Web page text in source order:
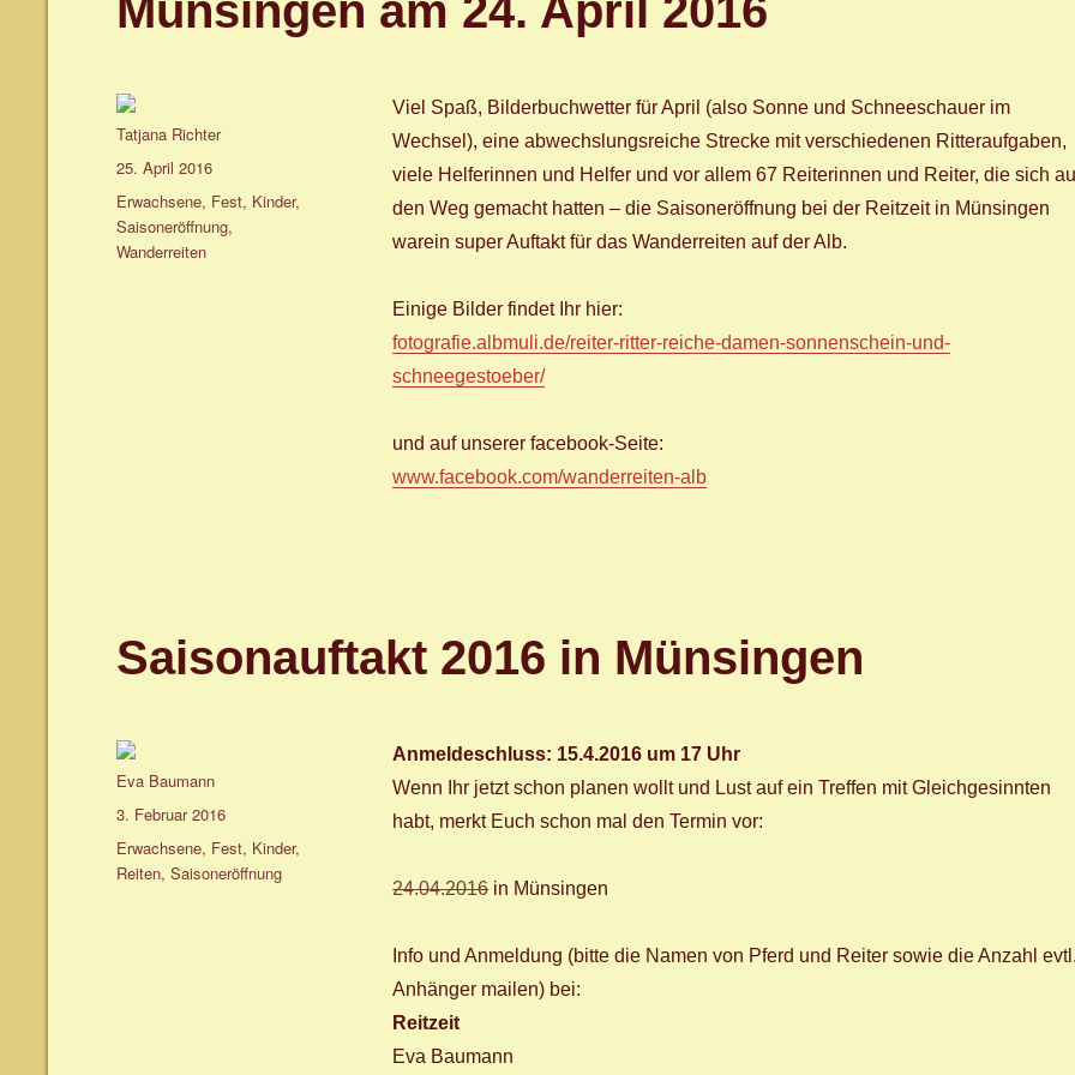
Münsingen am 24. April 2016
Viel Spaß, Bilderbuchwetter für April (also Sonne und Schneeschauer im
Wechsel), eine abwechslungsreiche Strecke mit verschiedenen Ritteraufgaben,
viele Helferinnen und Helfer und vor allem 67 Reiterinnen und Reiter, die sich
den Weg gemacht hatten – die Saisoneröffnung bei der Reitzeit in Münsingen
warein super Auftakt für das Wanderreiten auf der Alb.
Einige Bilder findet Ihr hier:
fotografie.albmuli.de/­reiter-ritter-reiche-damen-sonnenschein-und-
schneegestoeber/­
und auf unserer facebook-Seite:
www.facebook.com/­wanderreiten-alb
Autor
Tatjana Richter
Veröffentlicht
am
25. April 2016
Schlagwörter
Erwachsene, Fest, Kinder,
Saisoneröffnung,
Wanderreiten
Saisonauftakt 2016 in Münsingen
Anmeldeschluss: 15.4.2016 um 17 Uhr
Wenn Ihr jetzt schon planen wollt und Lust auf ein Treffen mit Gleichgesinnten
habt, merkt Euch schon mal den Termin vor:
24.04.2016in Münsingen
Info und Anmeldung (bitte die Namen von Pferd und Reiter sowie die Anzahl
Anhänger mailen) bei:
Reitzeit
Eva Baumann
Autor
Eva Baumann
Veröffentlicht
am
3. Februar 2016
Schlagwörter
Erwachsene, Fest, Kinder,
Reiten,Saisoneröffnung